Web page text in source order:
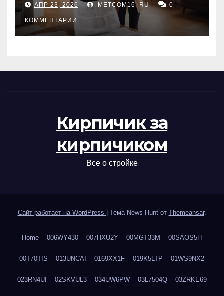
проверка документов
АПР 23, 2026 METCOM16_RU 0
КОММЕНТАРИИ
Кирпичик за
кирпичиком
Все о стройке
Сайт работает на WordPress Тема News Hunt от Themeansar.
Home 006WY430 007HXU2Y 00MGT33M 00SAOS5H
00T70TIS 013UNCAI 0169XX1F 019K5LTP 01WS9NX2
023RN4UI 02SKVUL3 034UW6PW 03L7504Q 03ZRKE69